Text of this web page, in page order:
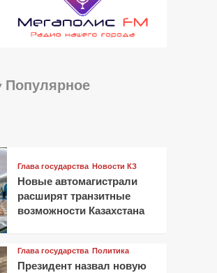
Популярное
Глава государства Новости КЗ
Новые автомагистрали
расширят транзитные
возможности Казахстана
Глава государства Политика
Президент назвал новую